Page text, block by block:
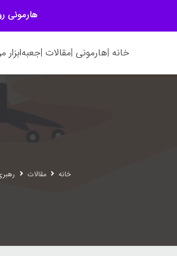
خانه |هارمونی |مقالات |جعبه‌ابزار
خانه مقالات
هارمونی